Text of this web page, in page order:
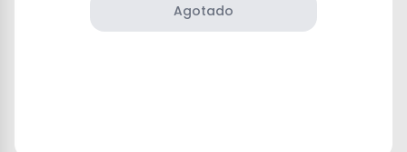
Agotado